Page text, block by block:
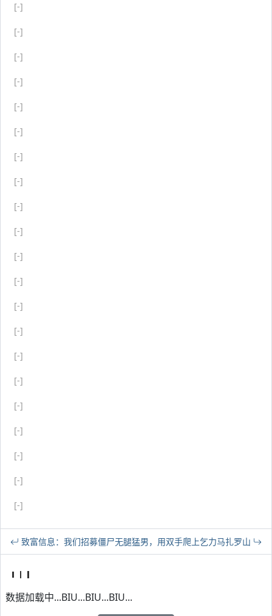
[-]
[-]
[-]
[-]
[-]
[-]
[-]
[-]
[-]
[-]
[-]
[-]
[-]
[-]
[-]
[-]
[-]
[-]
[-]
[-]
[-]
致富信息：我们招募僵尸无腿猛男，用双手爬上乞力马扎罗山
数据加载中...BIU...BIU...BIU...